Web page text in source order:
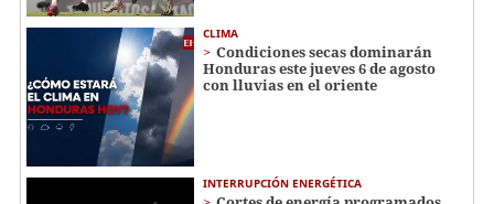
CLIMA
Condiciones secas dominarán
Honduras este jueves 6 de agosto
con lluvias en el oriente
INTERRUPCIÓN ENERGÉTICA